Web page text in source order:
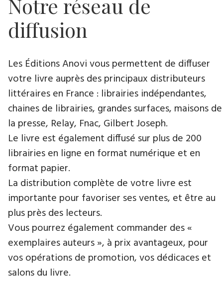
Notre réseau de
diffusion
Les Éditions Anovi vous permettent de diffuser
votre livre auprès des principaux distributeurs
littéraires en France : librairies indépendantes,
chaines de librairies, grandes surfaces, maisons de
la presse, Relay, Fnac, Gilbert Joseph.
Le livre est également diffusé sur plus de 200
librairies en ligne en format numérique et en
format papier.
La distribution complète de votre livre est
importante pour favoriser ses ventes, et être au
plus près des lecteurs.
Vous pourrez également commander des «
exemplaires auteurs », à prix avantageux, pour
vos opérations de promotion, vos dédicaces et
salons du livre.